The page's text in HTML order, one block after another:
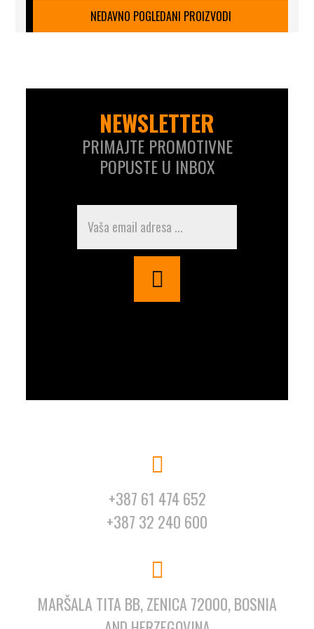
NEDAVNO POGLEDANI PROIZVODI
NEWSLETTER
PRIMAJTE PROMOTIVNE
POPUSTE U INBOX
+387 61 474 652
+387 32 240 600
MARŠALA TITA BB, ZENICA 72000, BOSNIA